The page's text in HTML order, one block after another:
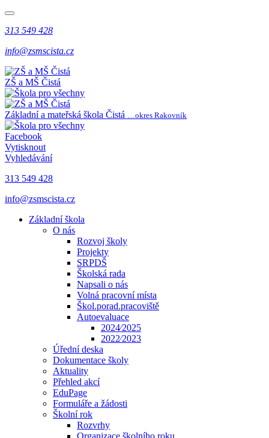
313 549 428
info@zsmscista.cz
ZŠ a MŠ Čistá
Základní a mateřská škola Čistá …okres Rakovník
Facebook
Vytisknout
Vyhledávání
313 549 428
info@zsmscista.cz
Základní škola
O nás
Rozvoj školy
Projekty
SRPDŠ
Školská rada
Napsali o nás
Volná pracovní místa
Škol.porad.pracoviště
Autoevaluace
2024⁄2025
2022⁄2023
Úřední deska
Dokumentace školy
Aktuality
Přehled akcí
EduPage
Formuláře a žádosti
Školní rok
Rozvrhy
Organizace školního roku